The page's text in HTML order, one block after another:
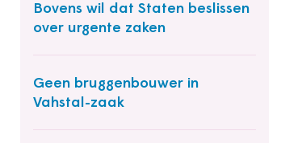
Bovens wil dat Staten beslissen
over urgente zaken
Geen bruggenbouwer in
Vahstal-zaak